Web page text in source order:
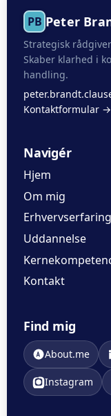
PB Peter
Strategisk
Skaber klarhed i
handling.
Kontaktformular →
Navigér
Hjem
Om mig
Erhvervserfaring
Uddannelse
Kontakt
Find mig
About.me
Instagram